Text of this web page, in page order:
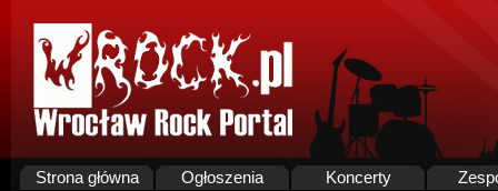
Strona główna Ogłoszenia Koncerty